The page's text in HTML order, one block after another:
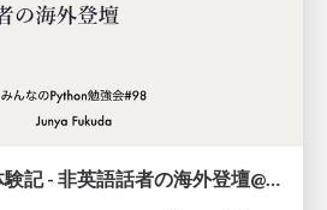
EuroPython 2023体験記 - 非英語話者の海外登壇@みんなのPython勉強会#98